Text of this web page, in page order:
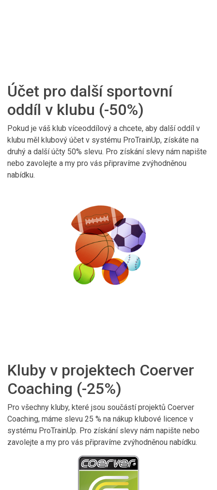
Účet pro další sportovní
oddíl v klubu (-50%)
Pokud je váš klub víceoddílový a chcete, aby další oddíl v
klubu měl klubový účet v systému ProTrainUp, získáte na
druhý a další účty 50% slevu. Pro získání slevy nám napište
nebo zavolejte a my pro vás připravíme zvýhodněnou
nabídku.
Kluby v projektech Coerver
Coaching (-25%)
Pro všechny kluby, které jsou součástí projektů Coerver
Coaching, máme slevu 25 % na nákup klubové licence v
systému ProTrainUp. Pro získání slevy nám napište nebo
zavolejte a my pro vás připravíme zvýhodněnou nabídku.